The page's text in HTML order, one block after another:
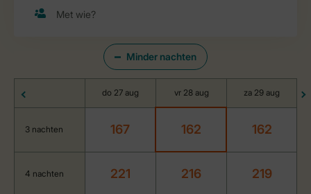
Minder nachten
do 27 aug vr 28 aug za 29 aug
3 nachten 167 162 162
4 nachten 221 216 219